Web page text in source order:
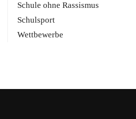
Schule ohne Rassismus
Schulsport
Wettbewerbe